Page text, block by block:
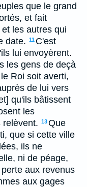
que le grand
et fait
les autres qui
date. 11 C'est
lui envoyèrent.
les gens de deçà
Roi soit averti,
de lui vers
qu'ils bâtissent
les
relèvent. 13Que
que si cette ville
ils ne
ni de péage,
aux revenus
aux gages